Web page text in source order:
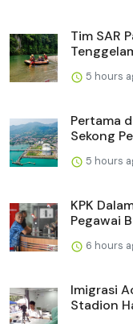
Tim SAR
5 hours
Pertama
Sekong
5 hours
KPK
Pegawai
6 hours
Imigrasi
Stadion